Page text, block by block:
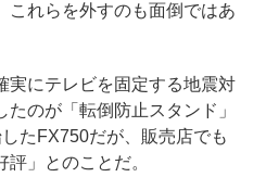
これらを外すのも面倒ではあ
にテレビを固定する地震対
のが「転倒防止スタンド」
たFX750だが、販売店でも
」とのことだ。